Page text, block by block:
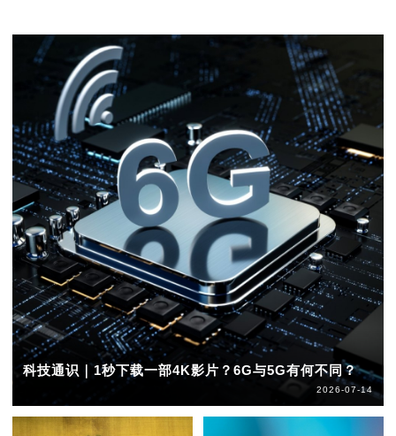
科技通识｜1秒下载一部4K影片？6G与5G有何不同？
2026-07-14